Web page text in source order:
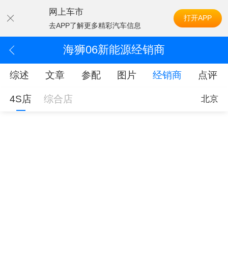
网上车市
去APP了解更多精彩汽车信息
打开APP
海狮06新能源经销商
综述 文章 参配 图片 经销商 点评
4S店 综合店 北京